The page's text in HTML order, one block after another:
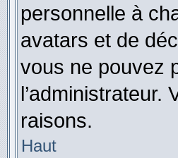
personnelle à
avatars et de
vous ne pouvez
l’administrateur.
raisons.
Haut